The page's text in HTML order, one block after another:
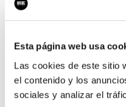
Esta página web usa
Las cookies de este sitio
el contenido y los
sociales y analizar el
Las certificaciones de